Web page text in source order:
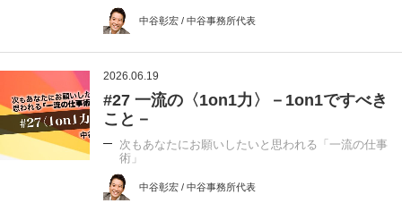
中谷彰宏 / 中谷事務所代表
2026.06.19
#27 一流の〈1on1力〉－1on1ですべき
こと－
次もあなたにお願いしたいと思われる「一流の仕事
術」
中谷彰宏 / 中谷事務所代表